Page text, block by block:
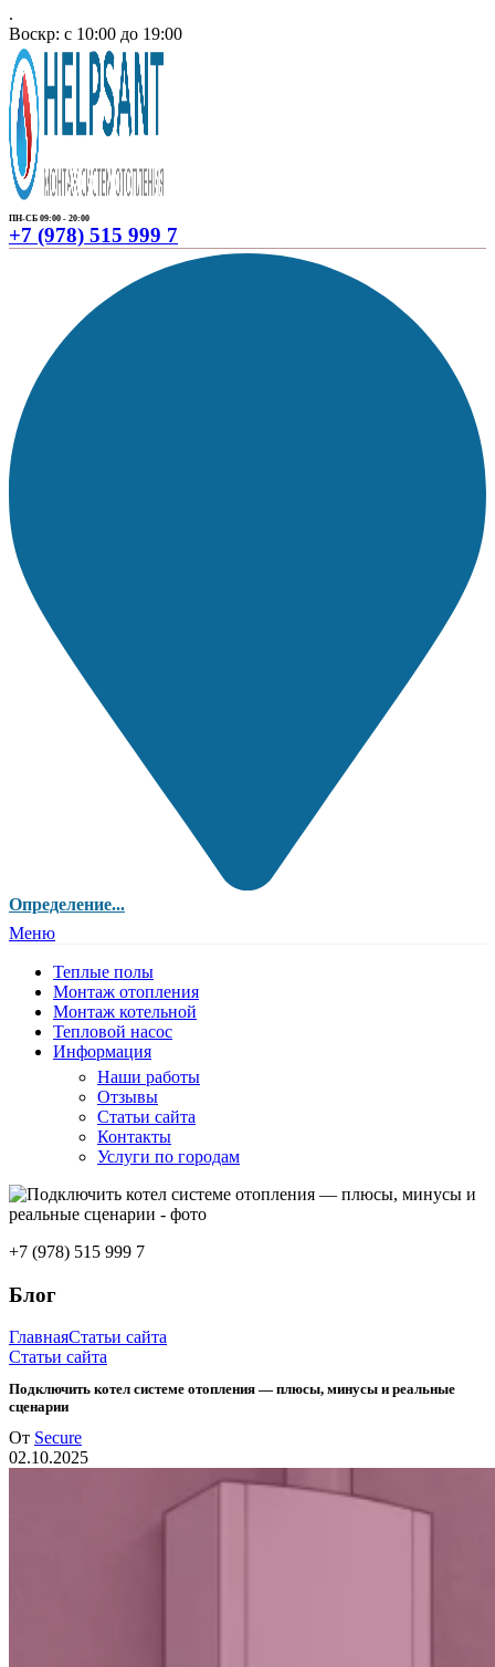
.
Воскр: с 10:00 до 19:00
ПН-СБ 09:00 - 20:00
+7 (978) 515 999 7
Определение...
Меню
Теплые полы
Монтаж отопления
Монтаж котельной
Тепловой насос
Информация
Наши работы
Отзывы
Статьи сайта
Контакты
Услуги по городам
+7 (978) 515 999 7
Блог
ГлавнаяСтатьи сайта
Статьи сайта
Подключить котел системе отопления — плюсы, минусы и реальные
сценарии
От Secure
02.10.2025